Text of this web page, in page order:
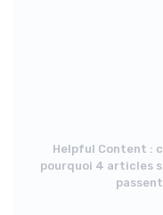
Helpful Content :
pourquoi 4 articles